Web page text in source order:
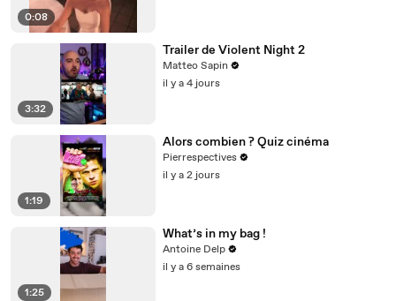
0:08
3:32
Trailer de Violent Night 2
Matteo Sapin
il y a 4 jours
1:19
Alors combien ? Quiz cinéma
Pierrespectives
il y a 2 jours
1:25
What’s in my bag !
Antoine Delp
il y a 6 semaines